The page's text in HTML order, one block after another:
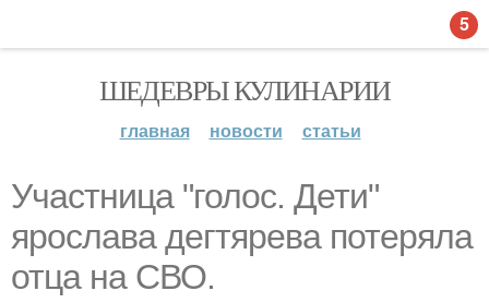
ШЕДЕВРЫ КУЛИНАРИИ
главная новости статьи
Участница "голос. Дети"
ярослава дегтярева потеряла
отца на СВО.
5